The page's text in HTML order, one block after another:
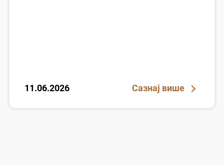
11.06.2026 Сазнај више